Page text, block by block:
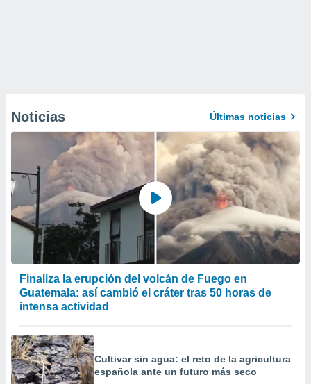
Noticias Últimas noticias
Finaliza la erupción del volcán de Fuego en
Guatemala: así cambió el cráter tras 50 horas de
intensa actividad
Cultivar sin agua: el reto de la agricultura
española ante un futuro más seco